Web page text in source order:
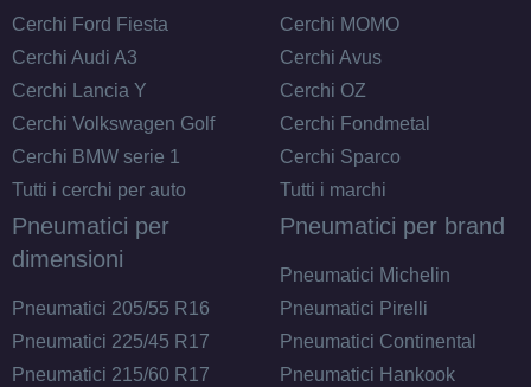
Cerchi Ford Fiesta
Cerchi Audi A3
Cerchi Lancia Y
Cerchi Volkswagen Golf
Cerchi BMW serie 1
Tutti i cerchi per auto
Cerchi MOMO
Cerchi Avus
Cerchi OZ
Cerchi Fondmetal
Cerchi Sparco
Tutti i marchi
Pneumatici per
dimensioni
Pneumatici 205/55 R16
Pneumatici 225/45 R17
Pneumatici 215/60 R17
Pneumatici per brand
Pneumatici Michelin
Pneumatici Pirelli
Pneumatici Continental
Pneumatici Hankook